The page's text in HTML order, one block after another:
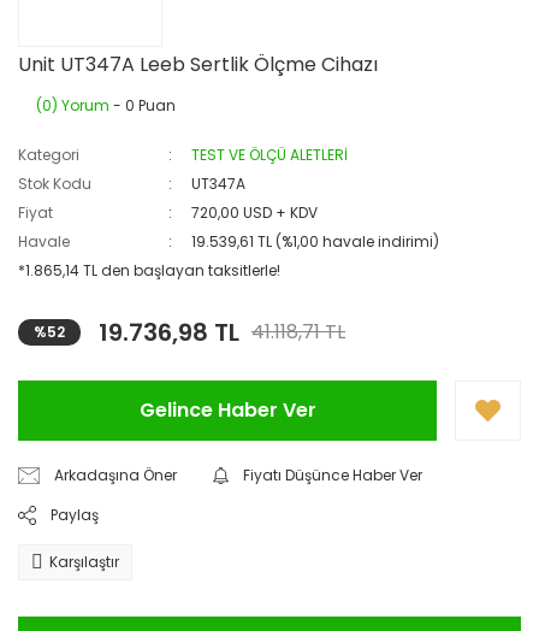
Unit UT347A Leeb Sertlik Ölçme Cihazı
(0) Yorum - 0 Puan
Kategori
TEST VE ÖLÇÜ ALETLERİ
Stok Kodu
UT347A
Fiyat
720,00 USD + KDV
Havale
19.539,61 TL (%1,00 havale indirimi)
*1.865,14 TL den başlayan taksitlerle!
%52 19.736,98 TL 41.118,71 TL
Gelince Haber Ver
Arkadaşına Öner
Fiyatı Düşünce Haber Ver
Paylaş
Karşılaştır